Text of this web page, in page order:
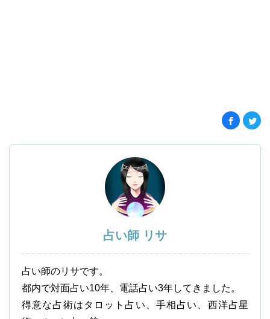
占い師 リサ
占い師のリサです。
都内で対面占い10年、電話占い3年してきました。
得意な占術はタロット占い、手相占い、西洋占星